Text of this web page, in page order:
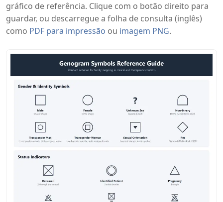
gráfico de referência. Clique com o botão direito para
guardar, ou descarregue a folha de consulta (inglês)
como PDF para impressão ou imagem PNG.